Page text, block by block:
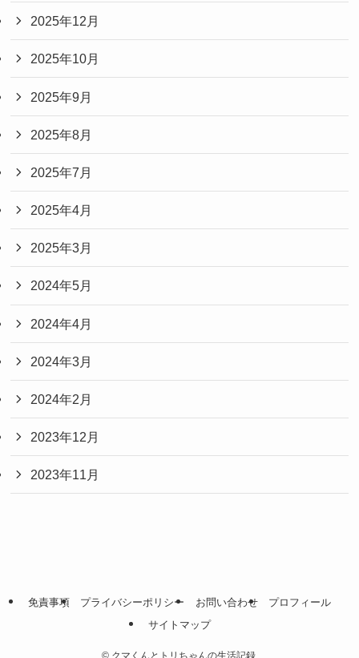
2025年12月
2025年10月
2025年9月
2025年8月
2025年7月
2025年4月
2025年3月
2024年5月
2024年4月
2024年3月
2024年2月
2023年12月
2023年11月
免責事項 プライバシーポリシー お問い合わせ
プロフィール
サイトマップ
©クマくんとトリちゃんの生活記録.